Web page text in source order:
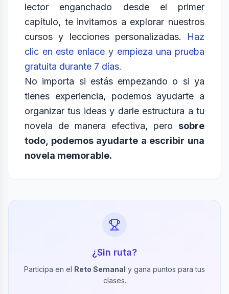
lector enganchado desde el primer
capítulo, te invitamos a explorar nuestros
cursos y lecciones personalizadas. Haz
clic en este enlace y empieza una prueba
gratuita durante 7 días.
No importa si estás empezando o si ya
tienes experiencia, podemos ayudarte a
organizar tus ideas y darle estructura a tu
novela de manera efectiva, pero sobre
todo, podemos ayudarte a escribir una
novela memorable.
¿Sin ruta?
Participa en el Reto Semanal y gana puntos para tus
clases.